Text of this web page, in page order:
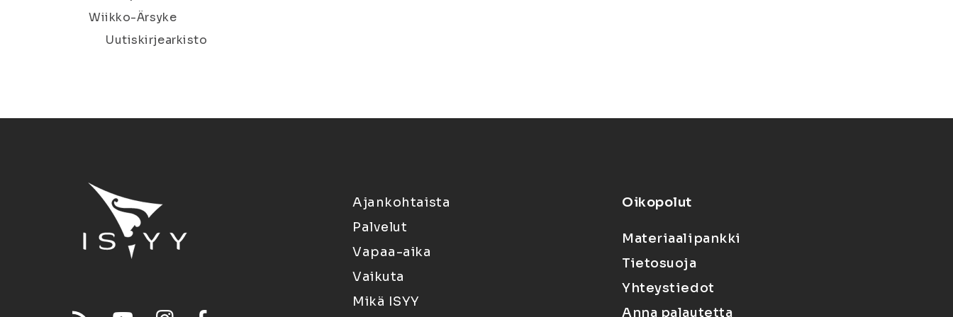
Wiikko-Ärsyke
Uutiskirjearkisto
Ajankohtaista
Palvelut
Vapaa-aika
Vaikuta
Mikä ISYY
Oikopolut
Materiaalipankki
Tietosuoja
Yhteystiedot
Anna palautetta